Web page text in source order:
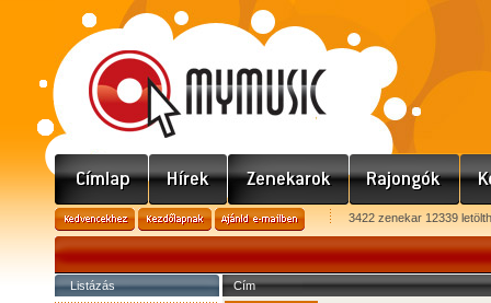
3422 zenekar 12339
Listázás Cím